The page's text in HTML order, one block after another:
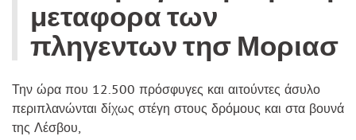
μεταφορα των
πληγεντων τησ Μοριασ
Την ώρα που 12.500 πρόσφυγες και αιτούντες άσυλο
περιπλανώνται δίχως στέγη στους δρόμους και στα βουνά
της Λέσβου,